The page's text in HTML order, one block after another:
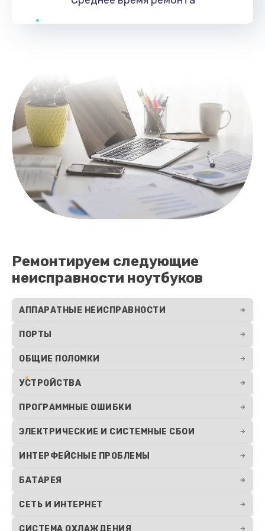
Замена процессора
1290 руб.
Заказать
Ремонтируем следующие
неисправности ноутбуков
АППАРАТНЫЕ НЕИСПРАВНОСТИ
ПОРТЫ
ОБЩИЕ ПОЛОМКИ
УСТРОЙСТВА
ПРОГРАММНЫЕ ОШИБКИ
ЭЛЕКТРИЧЕСКИЕ И СИСТЕМНЫЕ СБОИ
ИНТЕРФЕЙСНЫЕ ПРОБЛЕМЫ
БАТАРЕЯ
СЕТЬ И ИНТЕРНЕТ
СИСТЕМА ОХЛАЖДЕНИЯ